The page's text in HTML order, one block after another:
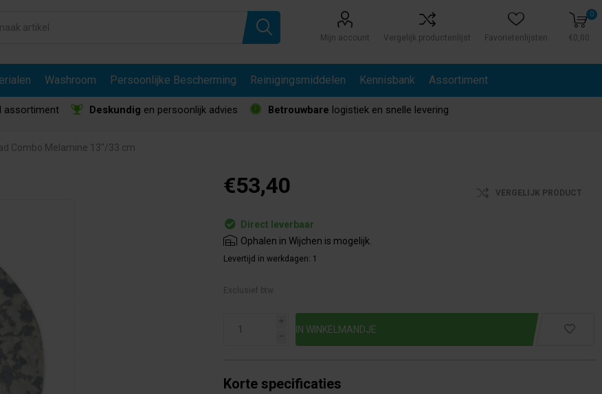
Mijn account Vergelijk productenlijst Favorietenlijsten
0
€0,00
Washroom Persoonlijke Bescherming Reinigingsmiddelen Kennisbank Assortiment
assortiment Deskundig en persoonlijk advies Betrouwbare logistiek en snelle levering
Combo Melamine 13"/33 cm
€53,40 VERGELIJK PRODUCT
Direct leverbaar
Ophalen in Wijchen is mogelijk.
Levertijd in werkdagen: 1
Exclusief btw.
i
h
Korte specificaties